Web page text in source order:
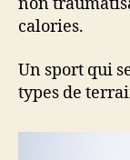
non
calories.
Un sport qui
types de